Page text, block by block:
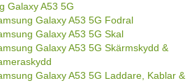
Galaxy A53 5G
Galaxy A53 5G Fodral
Galaxy A53 5G Skal
Galaxy A53 5G Skärmskydd &
Galaxy A53 5G Laddare, Kablar &